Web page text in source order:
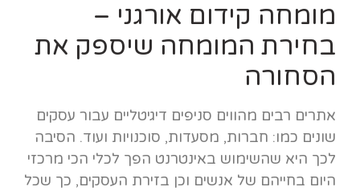
מומחה קידום אורגני –
בחירת המומחה שיספק את
הסחורה
אתרים רבים מהווים סניפים דיגיטליים עבור עסקים
שונים כמו: חברות, מסעדות, סוכנויות ועוד. הסיבה
לכך היא שהשימוש באינטרנט הפך לכלי הכי מרכזי
היום בחייהם של אנשים וכן בזירת העסקים, כך שכל